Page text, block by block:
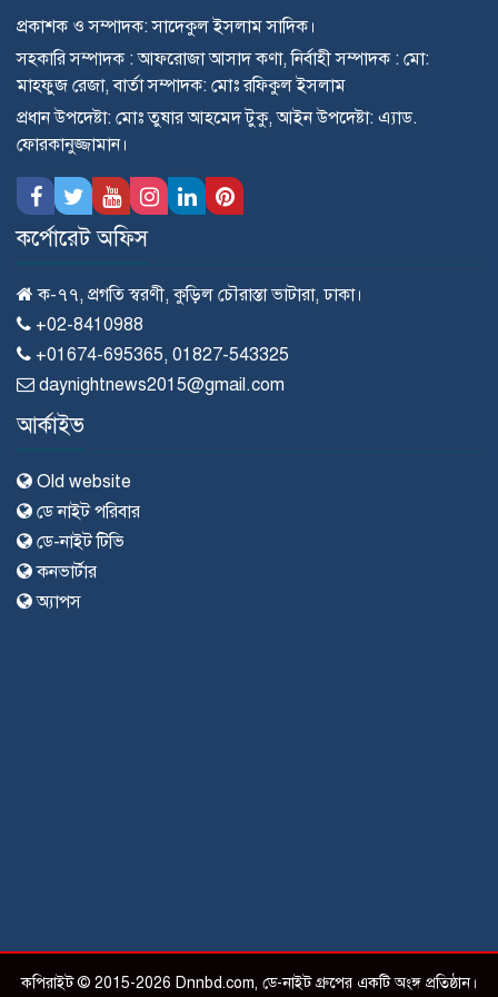
প্রকাশক ও সম্পাদক: সাদেকুল ইসলাম সাদিক।
সহকারি সম্পাদক : আফরোজা আসাদ কণা, নির্বাহী সম্পাদক : মো:
মাহ্ফুজ রেজা, বার্তা সম্পাদক: মোঃ রফিকুল ইসলাম
প্রধান উপদেষ্টা: মোঃ তুষার আহমেদ টুকু, আইন উপদেষ্টা: এ্যাড.
ফোরকানুজ্জামান।
কর্পোরেট অফিস
ক-৭৭, প্রগতি স্বরণী, কুড়িল চৌরাস্তা ভাটারা, ঢাকা।
+02-8410988
+01674-695365, 01827-543325
daynightnews2015@gmail.com
আর্কাইভ
Old website
ডে নাইট পরিবার
ডে-নাইট টিভি
কনভার্টার
অ্যাপস
কপিরাইট © 2015-2026 Dnnbd.com, ডে-নাইট গ্রুপের একটি অংঙ্গ প্রতিষ্ঠান।